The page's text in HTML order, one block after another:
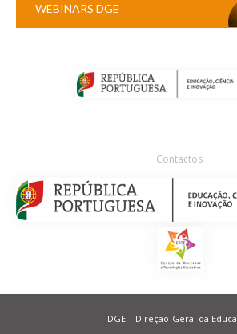
WEBINARS DGE
Contactos
DGE – Direção-Geral da